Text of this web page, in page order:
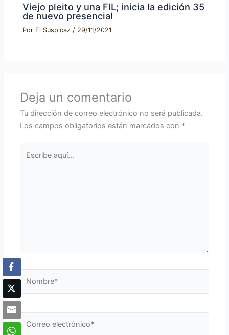
Viejo pleito y una FIL; inicia la edición 35
de nuevo presencial
Por El Suspicaz / 29/11/2021
Deja un comentario
Tu dirección de correo electrónico no será publicada.
Los campos obligatorios están marcados con *
aquí...
Nombre*
Correo
electrónico*